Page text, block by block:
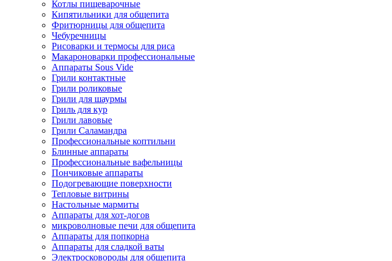
Котлы пищеварочные
Кипятильники для общепита
Фритюрницы для общепита
Чебуречницы
Рисоварки и термосы для риса
Макароноварки профессиональные
Аппараты Sous Vide
Грили контактные
Грили роликовые
Грили для шаурмы
Гриль для кур
Грили лавовые
Грили Саламандра
Профессиональные коптильни
Блинные аппараты
Профессиональные вафельницы
Пончиковые аппараты
Подогревающие поверхности
Тепловые витрины
Настольные мармиты
Аппараты для хот-догов
микроволновые печи для общепита
Аппараты для попкорна
Аппараты для сладкой ваты
Электросковороды для общепита